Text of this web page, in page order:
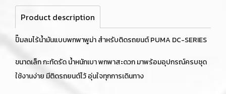
Product description
ปั๊มลมไร้น้ำมันแบบพกพาพูม่า สำหรับติดรถยนต์ PUMA DC-SERIES
ขนาดเล็ก กะทัดรัด น้ำหนักเบา พกพาสะดวก มาพร้อมอุปกรณ์ครบชุด
ใช้งานง่าย มีติดรถยนต์ไว้ อุ่นใจทุกการเดินทาง